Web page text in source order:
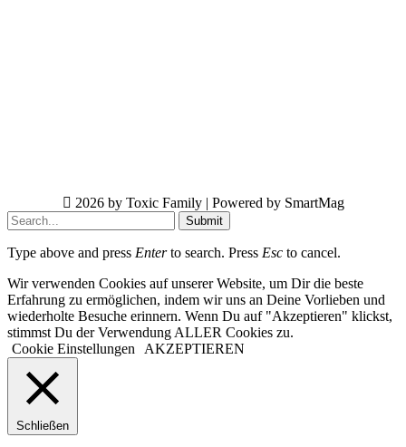
2026 by Toxic Family | Powered by SmartMag
Submit
Type above and press Enterto search. Press Esc to cancel.
Wir verwenden Cookies auf unserer Website, um Dir die beste
Erfahrung zu ermöglichen, indem wir uns an Deine Vorlieben und
wiederholte Besuche erinnern. Wenn Du auf "Akzeptieren" klickst,
stimmst Du der Verwendung ALLER Cookies zu.
Cookie Einstellungen
AKZEPTIEREN
Schließen